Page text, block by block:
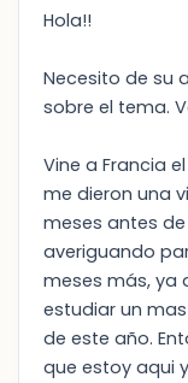
Hola!!
Necesito de su
sobre el tema.
Vine a Francia
me dieron una
meses antes
averiguando
meses más, ya
estudiar un
de este año.
que estoy aqui